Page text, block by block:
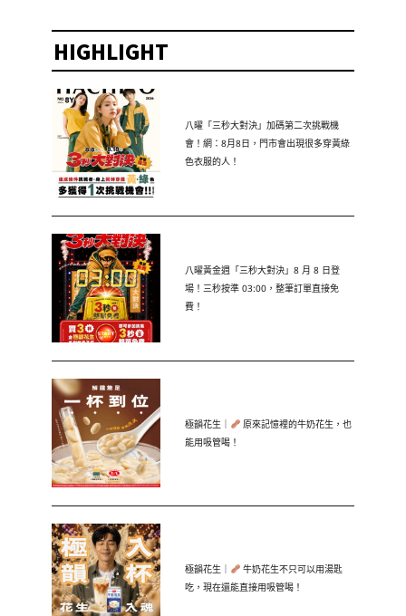
HIGHLIGHT
八曜「三秒大對決」加碼第二次挑戰機
會！網：8月8日，門市會出現很多穿黃綠
色衣服的人！
八曜黃金週「三秒大對決」8 月 8 日登
場！三秒按準 03:00，整筆訂單直接免
費！
極韻花生｜
原來記憶裡的牛奶花生，也
能用吸管喝！
極韻花生｜
牛奶花生不只可以用湯匙
吃，現在還能直接用吸管喝！